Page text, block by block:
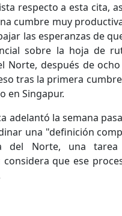
respecto a esta cita,
cumbre muy
las esperanzas de
sobre la hoja de
Norte, después de
tras la primera
en Singapur.
adelantó la semana
una "definición
del Norte, una
que ese